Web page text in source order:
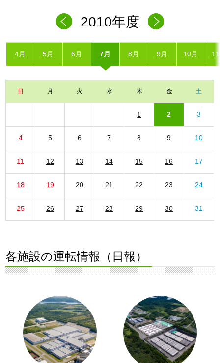
2010年度
4月 5月 6月 7月 8月 9月 10月
日 月 火 水 木 金 土
1 2 3
4 5 6 7 8 9 10
11 12 13 14 15 16 17
18 19 20 21 22 23 24
25 26 27 28 29 30 31
各施設の運転情報（日報）